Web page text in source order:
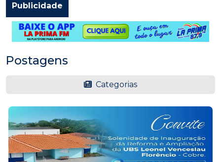
Publicidade
Postagens
Categorias